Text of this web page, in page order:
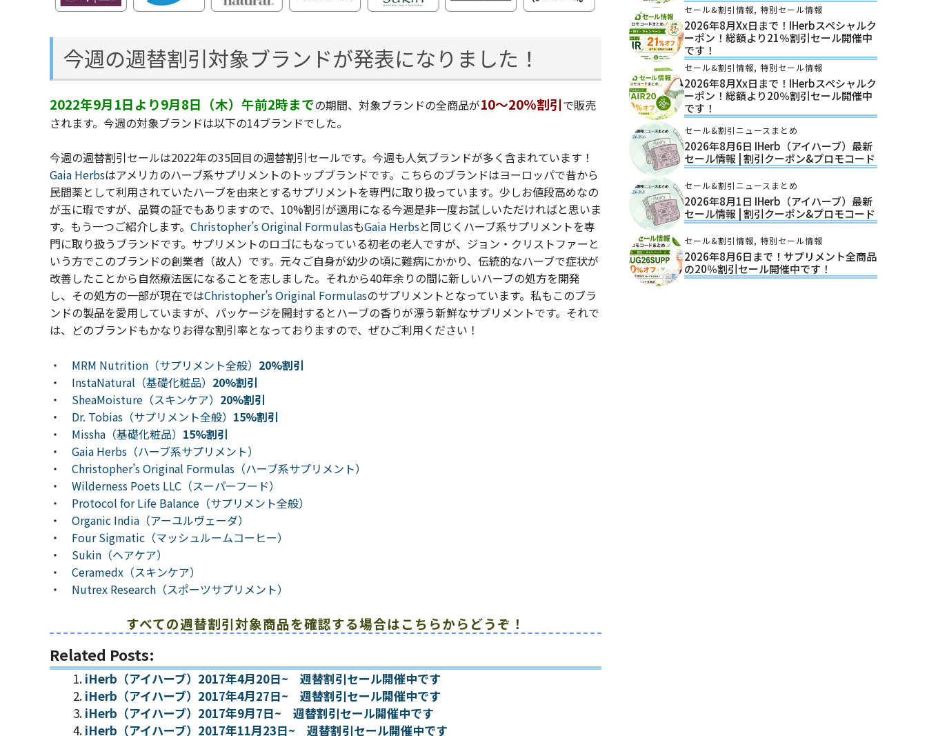
今週の週替割引対象ブランドが発表になりました！
2022年9月1日より9月8日（木）午前2時までの期間、対象ブランドの全商品が10～20%割引で販売
されます。今週の対象ブランドは以下の14ブランドでした。
今週の週替割引セールは2022年の35回目の週替割引セールです。 今週も人気ブランドが多く含まれています！
Gaia Herbsはアメリカのハーブ系サプリメントのトップブランドです。こちらのブランドはヨーロッパで昔から
民間薬として利用されていたハーブを由来とするサプリメントを専門に取り扱っています。少しお値段高めなの
が玉に瑕ですが、品質の証でもありますので、10%割引が適用になる今週是非一度お試しいただければと思いま
す。もう一つご紹介します。 Christopher’s Original FormulasもGaia Herbsと同じくハーブ系サプリメントを専
門に取り扱うブランドです。サプリメントのロゴにもなっている初老の老人ですが、ジョン・クリストファーと
いう方でこのブランドの創業者（故人）です。元々ご自身が幼少の頃に難病にかかり、伝統的なハーブで症状が
改善したことから自然療法医になることを志しました。それから40年余りの間に新しいハーブの処方を開発
し、その処方の一部が現在ではChristopher’s Original Formulasのサプリメントとなっています。私もこのブラ
ンドの製品を愛用していますが、パッケージを開封するとハーブの香りが漂う新鮮なサプリメントです。それで
は、 どのブランドもかなりお得な割引率となっておりますので、ぜひご利用ください！
・ MRM Nutrition（サプリメント全般） 20%割引
・ InstaNatural（基礎化粧品） 20%割引
・ SheaMoisture（スキンケア） 20%割引
・ Dr. Tobias（サプリメント全般） 15%割引
・ Missha（基礎化粧品） 15%割引
・ Gaia Herbs（ハーブ系サプリメント）
・ Christopher’s Original Formulas（ハーブ系サプリメント）
・ Wilderness Poets LLC（スーパーフード）
・ Protocol for Life Balance（サプリメント全般）
・ Organic India（アーユルヴェーダ）
・ Four Sigmatic（マッシュルームコーヒー）
・ Sukin（ヘアケア）
・ Ceramedx（スキンケア）
・ Nutrex Research（スポーツサプリメント）
すべての週替割引対象商品を確認する場合はこちらからどうぞ！
Related Posts:
iHerb（アイハーブ）2017年4月20日~ 週替割引セール開催中です
iHerb（アイハーブ）2017年4月27日~ 週替割引セール開催中です
iHerb（アイハーブ）2017年9月7日~ 週替割引セール開催中です
iHerb（アイハーブ）2017年11月23日~ 週替割引セール開催中です
セール&割引情報, 特別セール情報
2026年8月xx日まで！iHerbスペシャルク
ーポン！総額より21％割引セール開催中
です！
セール&割引情報, 特別セール情報
2026年8月xx日まで！iHerbスペシャルク
ーポン！総額より20％割引セール開催中
です！
セール&割引ニュースまとめ
2026年8月6日 IHerb（アイハーブ）最新
セール情報 | 割引クーポン&プロモコード
セール&割引ニュースまとめ
2026年8月1日 IHerb（アイハーブ）最新
セール情報 | 割引クーポン&プロモコード
セール&割引情報, 特別セール情報
2026年8月6日まで！サプリメント全商品
の20％割引セール開催中です！